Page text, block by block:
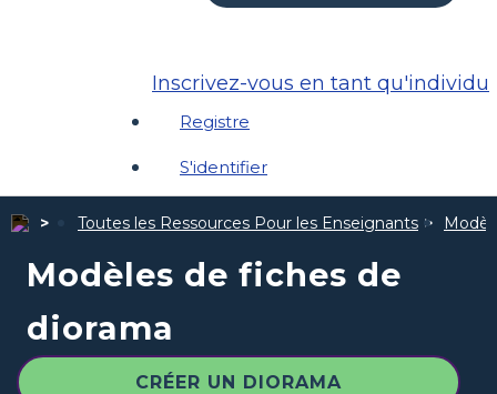
Inscrivez-vous en tant qu'individu
Registre
S'identifier
Toutes les Ressources Pour les Enseignants
Modèles de fiches de
diorama
CRÉER UN DIORAMA